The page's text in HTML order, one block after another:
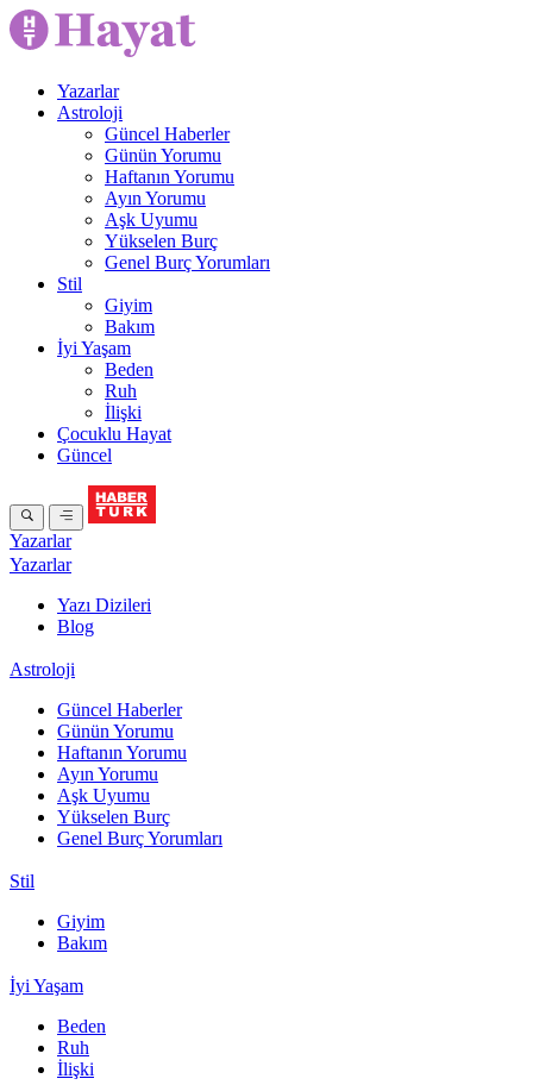
Yazarlar
Astroloji
Güncel Haberler
Günün Yorumu
Haftanın Yorumu
Ayın Yorumu
Aşk Uyumu
Yükselen Burç
Genel Burç Yorumları
Stil
Giyim
Bakım
İyi Yaşam
Beden
Ruh
İlişki
Çocuklu Hayat
Güncel
Yazarlar
Yazarlar
Yazı Dizileri
Blog
Astroloji
Güncel Haberler
Günün Yorumu
Haftanın Yorumu
Ayın Yorumu
Aşk Uyumu
Yükselen Burç
Genel Burç Yorumları
Stil
Giyim
Bakım
İyi Yaşam
Beden
Ruh
İlişki